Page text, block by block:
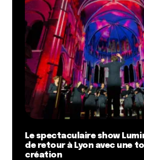
Le spectaculaire show
de retour à Lyon avec une
création